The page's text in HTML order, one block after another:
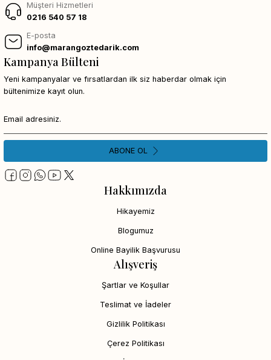
Müşteri Hizmetleri
0216 540 57 18
E-posta
info@marangoztedarik.com
Hakkımızda
Hikayemiz
Blogumuz
Online Bayilik Başvurusu
Alışveriş
Şartlar ve Koşullar
Teslimat ve İadeler
Gizlilik Politikası
Çerez Politikası
Kampanya Bülteni
Yeni kampanyalar ve fırsatlardan ilk siz haberdar olmak için
bültenimize kayıt olun.
ABONE OL